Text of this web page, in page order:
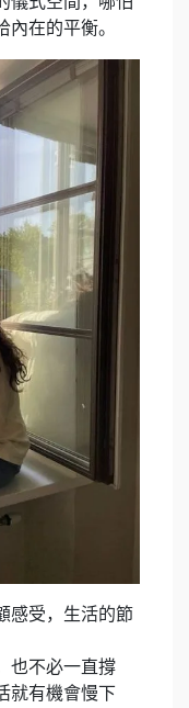
在的平衡。
感受，生活的節
也不必一直撐
就有機會慢下